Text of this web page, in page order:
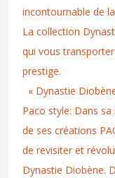
incontournable de
La collection
qui vous
prestige.
« Dynastie
Paco style: Dans
de ses créations
de revisiter et
Dynastie Diobène.